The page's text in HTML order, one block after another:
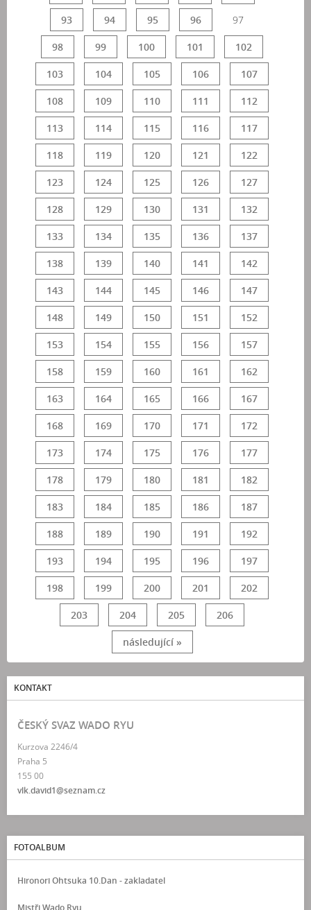
93 94 95 96 97
98 99 100 101 102
103 104 105 106 107
108 109 110 111 112
113 114 115 116 117
118 119 120 121 122
123 124 125 126 127
128 129 130 131 132
133 134 135 136 137
138 139 140 141 142
143 144 145 146 147
148 149 150 151 152
153 154 155 156 157
158 159 160 161 162
163 164 165 166 167
168 169 170 171 172
173 174 175 176 177
178 179 180 181 182
183 184 185 186 187
188 189 190 191 192
193 194 195 196 197
198 199 200 201 202
203 204 205 206
následující »
KONTAKT
ČESKÝ SVAZ WADO RYU
Kurzova 2246/4
Praha 5
155 00
vlk.david1@seznam.cz
FOTOALBUM
Hironori Ohtsuka 10.Dan - zakladatel
Mistři Wado Ryu